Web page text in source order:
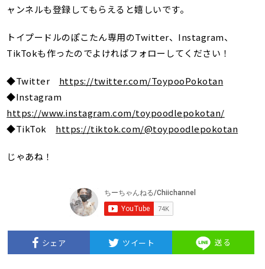
ャンネルも登録してもらえると嬉しいです。
トイプードルのぽこたん専用のTwitter、Instagram、
TikTokも作ったのでよければフォローしてください！
◆Twitter https://twitter.com/ToypooPokotan
◆Instagram
https://www.instagram.com/toypoodlepokotan/
◆TikTok https://tiktok.com/@toypoodlepokotan
じゃあね！
シェア ツイート 送る